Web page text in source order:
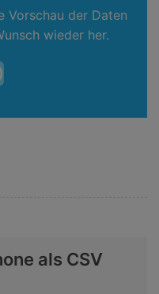
Vorschau der Daten
wieder her.
als CSV